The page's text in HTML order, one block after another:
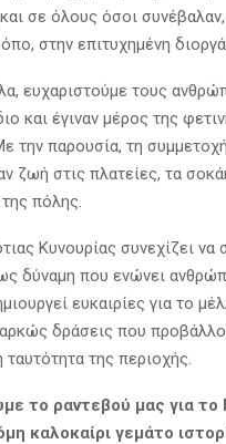
σε όλους όσοι
στην επιτυχημένη
ευχαριστούμε τους
και έγιναν μέρος της
την παρουσία, τη
ζωή στις πλατείες, τα
πόλης.
Κυνουρίας συνεχίζει να
δύναμη που ενώνει
ευκαιρίες για το
δράσεις που
ταυτότητα της περιοχής.
το ραντεβού μας για
καλοκαίρι γεμάτο